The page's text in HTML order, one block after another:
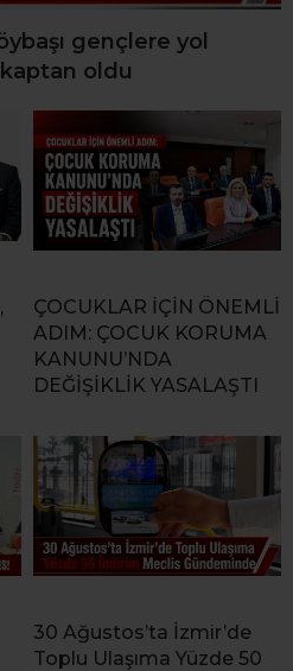
gençlere yol
oldu
ÇOCUKLAR İÇİN ÖNEMLİ
ADIM: ÇOCUK KORUMA
KANUNU’NDA
DEĞİŞİKLİK YASALAŞTI
30 Ağustos’ta İzmir’de
Toplu Ulaşıma Yüzde 50